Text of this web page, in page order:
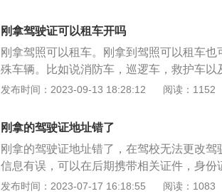
险物品的机动车；驾驶的机动车不得牵引挂
高速公路行驶，应当由持相应或者包含其
同。其中，驾驶残疾人专用小型自动挡载
汽车以上准驾车型驾驶证的驾驶人陪同。在
准驾车型的机动车时不受上述限制。
刚拿驾驶证可以租车开吗
刚拿驾照可以租车。刚拿到驾照可以租车
殊车辆。比如说消防车，巡逻车，救护车
特殊车辆。另外实习期驾驶车辆必须悬挂统
高速，是需要有同样或者更高车型驾驶证3
刚拿到手是有一年的实习期，实习期的驾
其是不可以随意违章，第一次违章还可以
驾驶证资格了，想要拿到驾驶证，还得重
有特别的要求，需要对驾驶证进行审核，审
发布时间：2023-09-13 18:28:12 阅读：1152
刚拿的驾驶证地址错了
刚拿的驾驶证地址错了，在驾校无法更改
信息有误，可以在后期携带相关证件，身
所来进行更换证件，更换证件的同时，将相
发布时间：2023-07-17 16:18:55 阅读：1083